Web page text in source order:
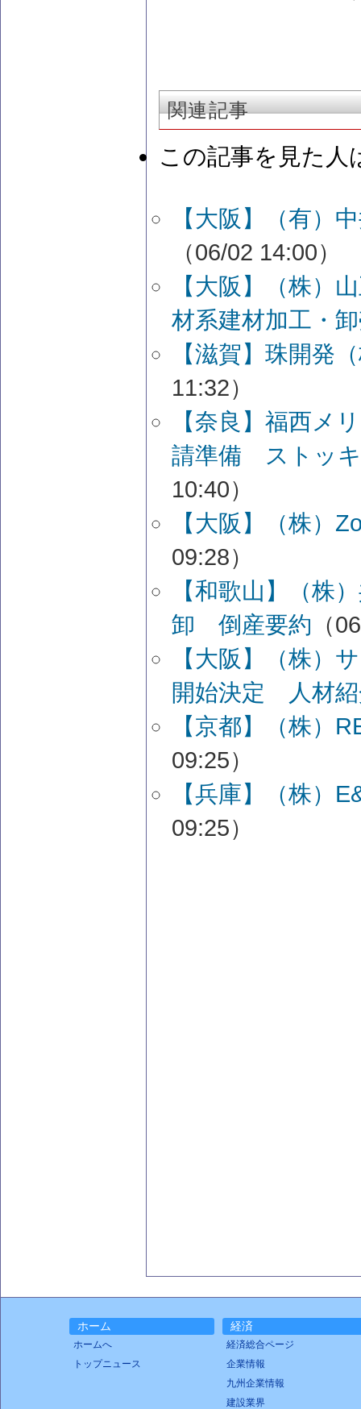
関連記事
この記事を見た人
【大阪】（有）
（06/02 14:00）
【大阪】（株）
材系建材加工・
【滋賀】珠開発
11:32）
【奈良】福西メ
請準備 ストッ
10:40）
【大阪】（株）
09:28）
【和歌山】（株
卸 倒産要約 （
【大阪】（株）
開始決定 人材
【京都】（株）
09:25）
【兵庫】（株）
09:25）
ホーム
ホームへ
トップニュース
経済
経済総合ページ
企業情報
九州企業情報
建設業界